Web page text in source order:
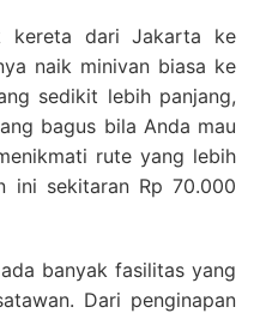
kereta dari Jakarta ke
naik minivan biasa ke
sedikit lebih panjang,
bagus bila Anda mau
rute yang lebih
ini sekitaran Rp 70.000
banyak fasilitas yang
Dari penginapan